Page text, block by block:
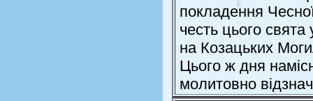
покладення
честь цього свята
на Козацьких
Цього ж дня
молитовно